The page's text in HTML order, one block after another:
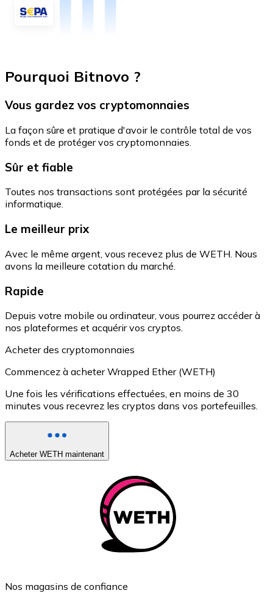
Pourquoi Bitnovo ?
Vous gardez vos cryptomonnaies
La façon sûre et pratique d'avoir le contrôle total de vos
fonds et de protéger vos cryptomonnaies.
Sûr et fiable
Toutes nos transactions sont protégées par la sécurité
informatique.
Le meilleur prix
Avec le même argent, vous recevez plus de WETH. Nous
avons la meilleure cotation du marché.
Rapide
Depuis votre mobile ou ordinateur, vous pourrez accéder à
nos plateformes et acquérir vos cryptos.
Acheter des cryptomonnaies
Commencez à acheter Wrapped Ether (WETH)
Une fois les vérifications effectuées, en moins de 30
minutes vous recevrez les cryptos dans vos portefeuilles.
Acheter WETH maintenant
Nos magasins de confiance